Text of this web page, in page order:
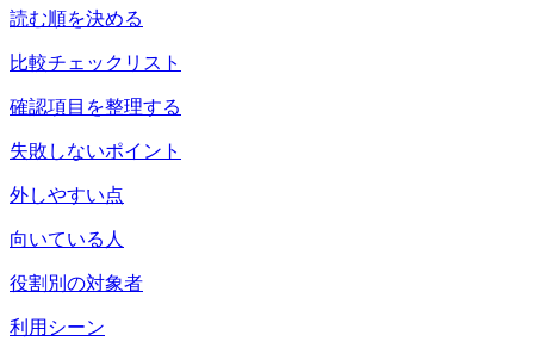
読む順を決める
比較チェックリスト
確認項目を整理する
失敗しないポイント
外しやすい点
向いている人
役割別の対象者
利用シーン